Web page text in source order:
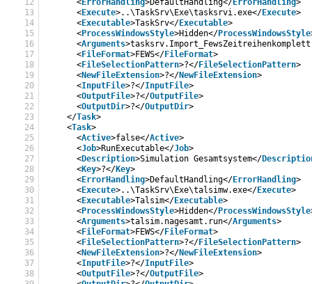
13
14
15
16
17
18
19
20
21
22
23
24
25
26
27
28
29
30
31
32
33
34
35
36
37
38
<Execute>..\TaskSrv\Exe\tasksrvi.exe</Execute>
<Executable>TaskSrv</Executable>
<ProcessWindowsStyle>Hidden</ProcessWindowsStyle
<Arguments
<FileFormat>FEWS</FileFormat>
<FileSelectionPattern>?</FileSelectionPattern>
<NewFileExtension>?</NewFileExtension>
<InputFile>?</InputFile>
<OutputFile>?</OutputFile>
<OutputDir>?</OutputDir>
</Task>
<Task>
<Active>false</Active>
<Job>RunExecutable</Job>
<Description>Simulation Gesamtsystem</
<Key>?</Key>
<ErrorHandling>DefaultHandling</ErrorHandling>
<Execute>..\TaskSrv\Exe\talsimw.exe</Execute>
<Executable>Talsim</Executable>
<ProcessWindowsStyle>Hidden</ProcessWindowsStyle
<Arguments>talsim.nagesamt.run</Arguments>
<FileFormat>FEWS</FileFormat>
<FileSelectionPattern>?</FileSelectionPattern>
<NewFileExtension>?</NewFileExtension>
<InputFile>?</InputFile>
<OutputFile>?</OutputFile>